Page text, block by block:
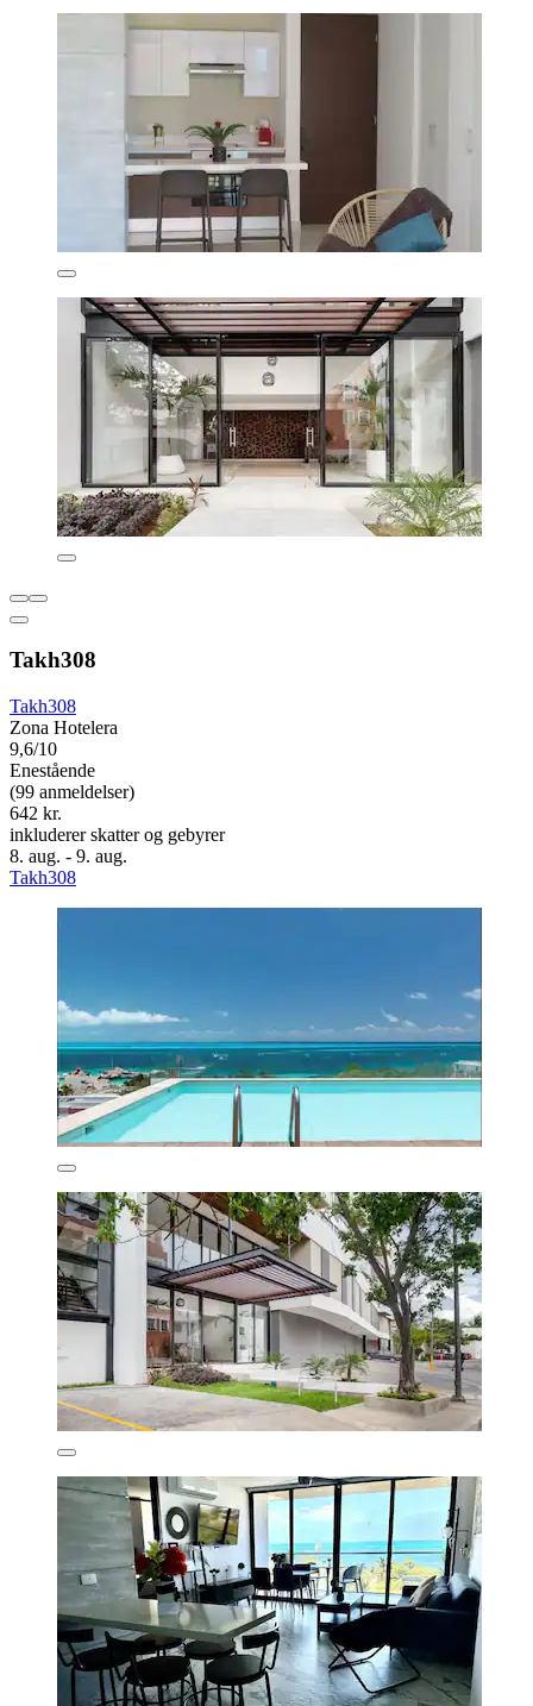
Takh308
Takh308
Zona Hotelera
9,6/10
Enestående
(99 anmeldelser)
642 kr.
inkluderer skatter og gebyrer
8. aug. - 9. aug.
Takh308